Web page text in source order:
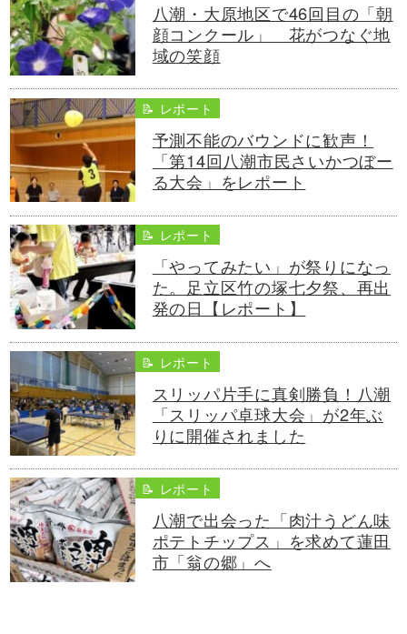
八潮・大原地区で46回目の「朝
顔コンクール」 花がつなぐ地
域の笑顔
📝 レポート
予測不能のバウンドに歓声！
「第14回八潮市民さいかつぼー
る大会」をレポート
📝 レポート
「やってみたい」が祭りになっ
た。足立区竹の塚七夕祭、再出
発の日【レポート】
📝 レポート
スリッパ片手に真剣勝負！八潮
「スリッパ卓球大会」が2年ぶ
りに開催されました
📝 レポート
八潮で出会った「肉汁うどん味
ポテトチップス」を求めて蓮田
市「翁の郷」へ